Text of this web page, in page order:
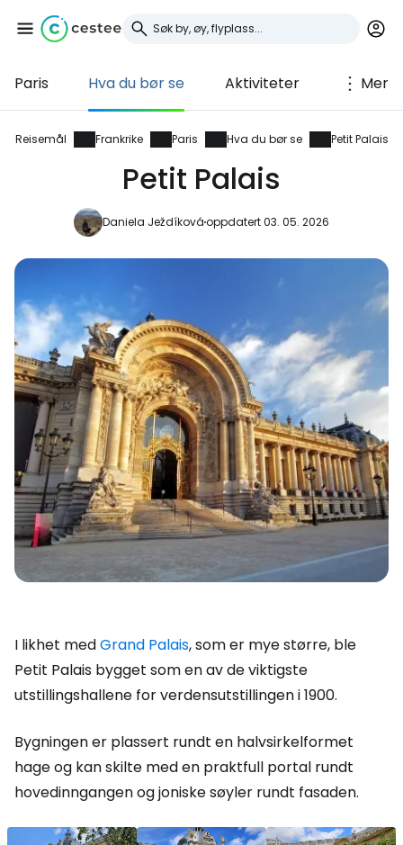
Paris Hva du bør se Aktiviteter Mer
Reisemål Frankrike Paris Hva du bør se Petit Palais
Petit Palais
Daniela Ježdíkováoppdatert 03. 05. 2026
I likhet medGrand Palais, som er mye større, ble
Petit Palais bygget som en av de viktigste
utstillingshallene for verdensutstillingen i 1900.
Bygningen er plassert rundt en halvsirkelformet
hage og kan skilte med en praktfull portal rundt
hovedinngangen og joniske søyler rundt fasaden.
Logg inn på Cestee
... det verdensomspennende
reisefellesskapet
Fortsett med Google
Fortsett med e-post